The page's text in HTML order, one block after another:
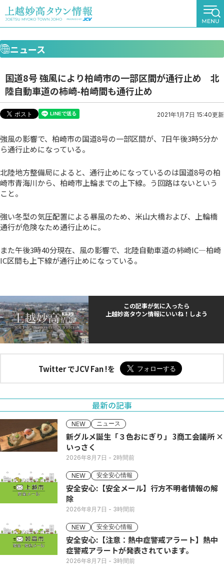
ニュース
国道8号 強風により柏崎市の一部区間が通行止め 北
陸自動車道の柿崎-柏崎間も通行止め
2021年1月7日 15:40更新
強風の影響で、柏崎市の国道8号の一部区間が、7日午後3時5分か
ら通行止めになっている。
北陸地方整備局によると、通行止めになっているのは国道8号の柏
崎市青海川から、柏崎市上輪までの上下線。う回路はないという
こと。
強い冬型の気圧配置による暴風のため、米山大橋および、上輪橋
通行が危険なため通行止めに。
また午後3時40分現在、風の影響で、北陸自動車道の柿崎IC―柏崎
IC区間も上下線が通行止めになっている。
この記事が気に入ったら
上越妙高タウン情報にいいね！しよう
Twitter でJCV Fan !を
最新の記事
NEW ニュース
新グルメ誕生「３色おにぎり」 3商工会議所 ×
いっさく
2026年8月7日 - 2時間前
NEW 安全安心情報
安全安心:【安全メール】行方不明者情報の解
除
2026年8月7日 - 3時間前
NEW 安全安心情報
安全安心:【注意：熱中症警戒アラート】熱中
症警戒アラートが発表されています。
2026年8月7日 - 3時間前